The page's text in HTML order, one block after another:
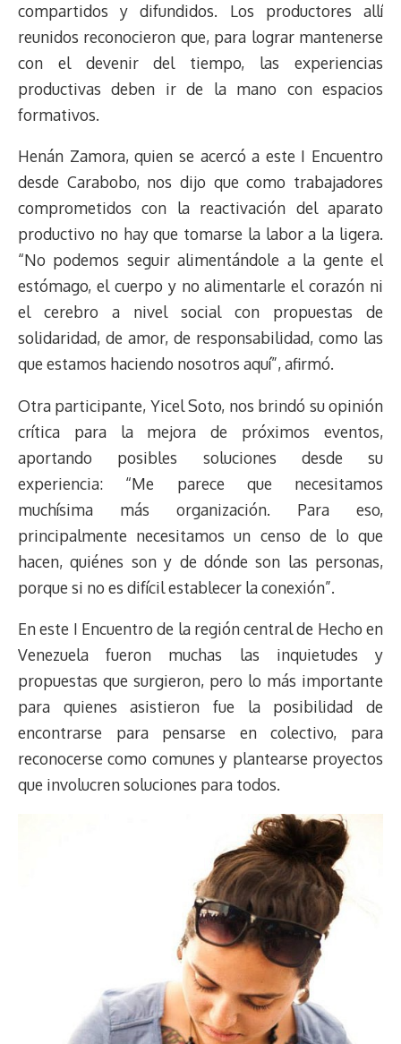
compartidos y difundidos. Los productores allí
reunidos reconocieron que, para lograr mantenerse
con el devenir del tiempo, las experiencias
productivas deben ir de la mano con espacios
formativos.
Henán Zamora, quien se acercó a este I Encuentro
desde Carabobo, nos dijo que como trabajadores
comprometidos con la reactivación del aparato
productivo no hay que tomarse la labor a la ligera.
“No podemos seguir alimentándole a la gente el
estómago, el cuerpo y no alimentarle el corazón ni
el cerebro a nivel social con propuestas de
solidaridad, de amor, de responsabilidad, como las
que estamos haciendo nosotros aquí”, afirmó.
Otra participante, Yicel Soto, nos brindó su opinión
crítica para la mejora de próximos eventos,
aportando posibles soluciones desde su
experiencia: “Me parece que necesitamos
muchísima más organización. Para eso,
principalmente necesitamos un censo de lo que
hacen, quiénes son y de dónde son las personas,
porque si no es difícil establecer la conexión”.
En este I Encuentro de la región central de Hecho en
Venezuela fueron muchas las inquietudes y
propuestas que surgieron, pero lo más importante
para quienes asistieron fue la posibilidad de
encontrarse para pensarse en colectivo, para
reconocerse como comunes y plantearse proyectos
que involucren soluciones para todos.